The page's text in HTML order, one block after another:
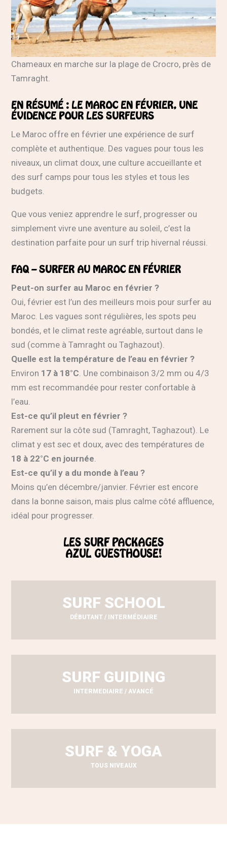
Chameaux en marche sur la plage de Crocro, près de
Tamraght.
EN RÉSUMÉ : LE MAROC EN FÉVRIER, UNE
ÉVIDENCE POUR LES SURFEURS
Le Maroc offre en février une expérience de surf
complète et authentique. Des vagues pour tous les
niveaux, un climat doux, une culture accueillante et
des surf camps pour tous les styles et tous les
budgets.
Que vous veniez apprendre le surf, progresser ou
simplement vivre une aventure au soleil, c’est la
destination parfaite pour un surf trip hivernal réussi.
FAQ – SURFER AU MAROC EN FÉVRIER
Peut-on surfer au Maroc en février ?
Oui, février est l’un des meilleurs mois pour surfer au
Maroc. Les vagues sont régulières, les spots peu
bondés, et le climat reste agréable, surtout dans le
sud (comme à Tamraght ou Taghazout).
Quelle est la température de l’eau en février ?
Environ 17 à 18°C. Une combinaison 3/2 mm ou 4/3
mm est recommandée pour rester confortable à
l’eau.
Est-ce qu’il pleut en février ?
Rarement sur la côte sud (Tamraght, Taghazout). Le
climat y est sec et doux, avec des températures de
18 à 22°C en journée.
Est-ce qu’il y a du monde à l’eau ?
Moins qu’en décembre/janvier. Février est encore
dans la bonne saison, mais plus calme côté affluence,
idéal pour progresser.
LES SURF PACKAGES
AZUL GUESTHOUSE!
SURF SCHOOL
DÉBUTANT / INTERMÉDIAIRE
SURF GUIDING
INTERMEDIAIRE / AVANCÉ
SURF & YOGA
TOUS NIVEAUX